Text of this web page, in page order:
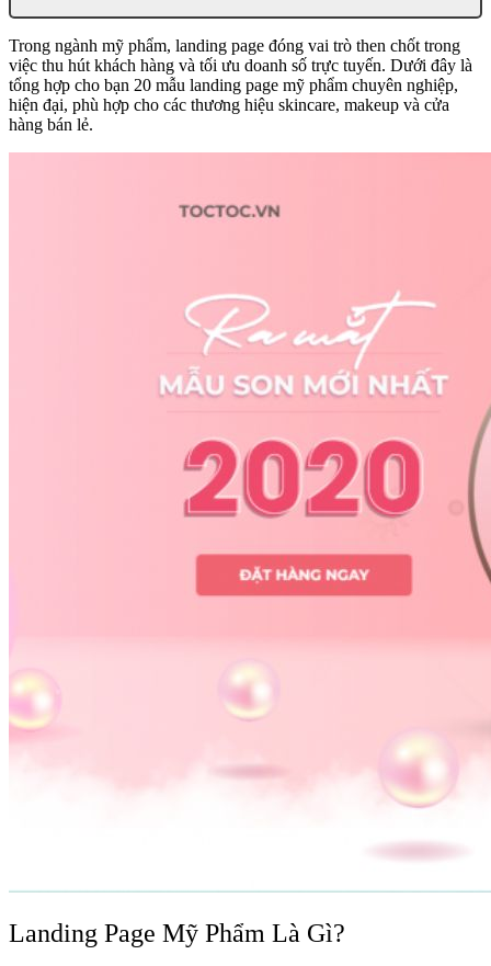
Trong ngành mỹ phẩm, landing page đóng vai trò then chốt trong
việc thu hút khách hàng và tối ưu doanh số trực tuyến. Dưới đây là
tổng hợp cho bạn 20 mẫu landing page mỹ phẩm chuyên nghiệp,
hiện đại, phù hợp cho các thương hiệu skincare, makeup và cửa
hàng bán lẻ.
Landing Page Mỹ Phẩm Là Gì?